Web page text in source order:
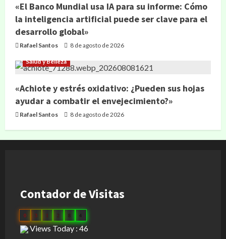
«El Banco Mundial usa IA para su informe: Cómo
la inteligencia artificial puede ser clave para el
desarrollo global»
Rafael Santos 8 de agosto de 2026
Salud y Belleza
«Achiote y estrés oxidativo: ¿Pueden sus hojas
ayudar a combatir el envejecimiento?»
Rafael Santos 8 de agosto de 2026
Contador de Visitas
0 3 1 2 4
Views Today : 46